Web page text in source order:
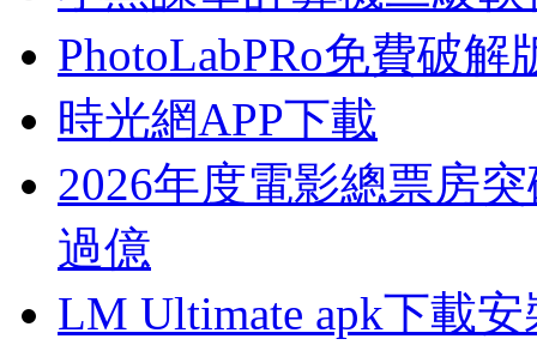
PhotoLabPRo免費破解
時光網APP下載
2026年度電影總票房
過億
LM Ultimate apk下載安